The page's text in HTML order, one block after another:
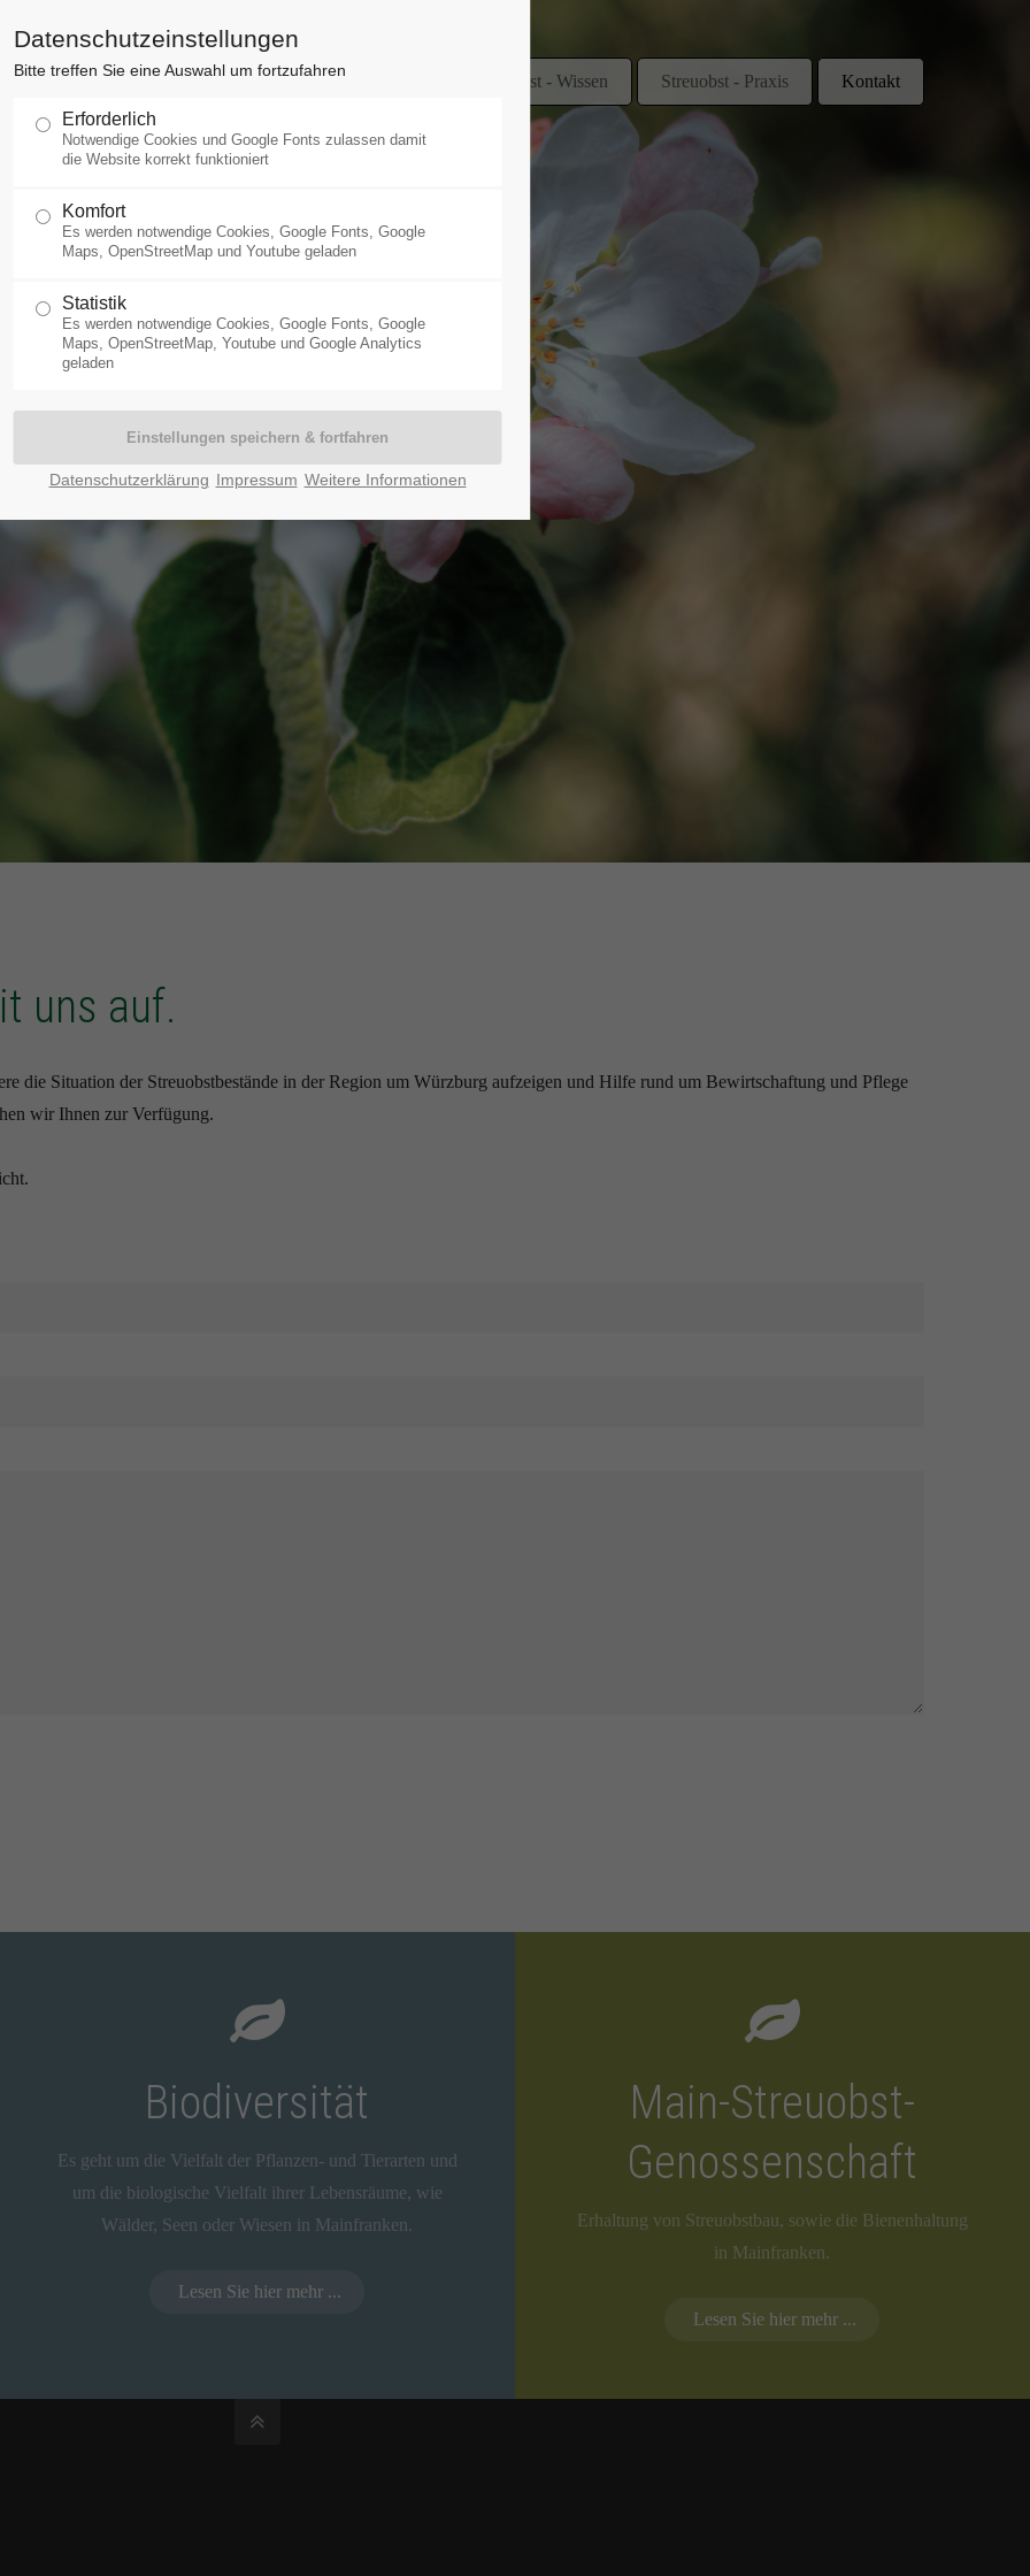
Startseite Mainfranken Streuobst - Wissen Streuobst - Praxis Kontakt
uns auf.
die Situation der Streuobstbestände in der Region um Würzburg aufzeigen und Hilfe rund um Bewirtschaftung und Pflege
wir Ihnen zur Verfügung.
Biodiversität
Es geht um die Vielfalt der Pflanzen- und Tierarten und
um die biologische Vielfalt ihrer Lebensräume, wie
Wälder, Seen oder Wiesen in Mainfranken.
Lesen Sie hier mehr ...
Main-Streuobst-
Genossenschaft
Erhaltung von Streuobstbau, sowie die Bienenhaltung
in Mainfranken.
Lesen Sie hier mehr ...
Datenschutzeinstellungen
Bitte treffen Sie eine Auswahl um fortzufahren
Erforderlich
Notwendige Cookies und Google Fonts zulassen damit
die Website korrekt funktioniert
Komfort
Es werden notwendige Cookies, Google Fonts, Google
Maps, OpenStreetMap und Youtube geladen
Statistik
Es werden notwendige Cookies, Google Fonts, Google
Maps, OpenStreetMap, Youtube und Google Analytics
geladen
Datenschutzerklärung Impressum Weitere Informationen